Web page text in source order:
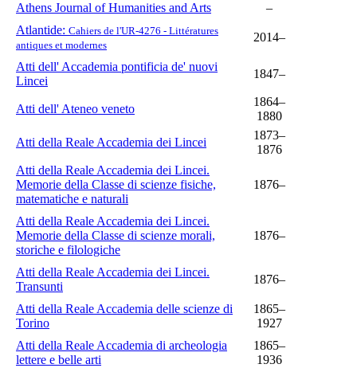
Athens Journal of Humanities and Arts
–
Atlantide: Cahiers de l'UR-4276 - Littératures
antiques et modernes
2014–
Atti dell' Accademia pontificia de' nuovi
Lincei
1847–
Atti dell' Ateneo veneto
1864–
1880
Atti della Reale Accademia dei Lincei
1873–
1876
Atti della Reale Accademia dei Lincei.
Memorie della Classe di scienze fisiche,
matematiche e naturali
1876–
Atti della Reale Accademia dei Lincei.
Memorie della Classe di scienze morali,
storiche e filologiche
1876–
Atti della Reale Accademia dei Lincei.
Transunti
1876–
Atti della Reale Accademia delle scienze di
Torino
1865–
1927
Atti della Reale Accademia di archeologia
lettere e belle arti
1865–
1936